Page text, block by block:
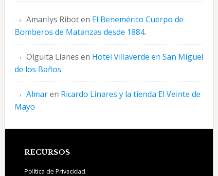
Amarilys Riboten El Benemérito Cuerpo de
Bomberos de Matanzas desde 1884.
Olguita Llanes en Hotel Villaverde en San Miguel
de los Baños
Almaren Ricardo Linares y la tienda El Veinte de
Mayo
Footer
RECURSOS
Política de Privacidad.